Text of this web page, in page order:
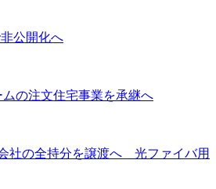
公開化へ
の注文住宅事業を承継へ
社の全持分を譲渡へ 光ファイバ用